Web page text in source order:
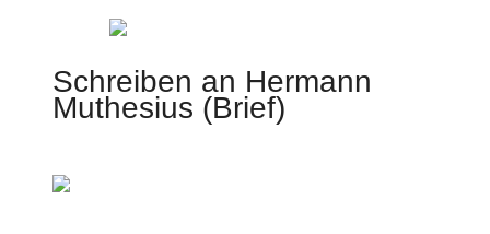
Jump to navigation
Schreiben an Hermann
Muthesius (Brief)